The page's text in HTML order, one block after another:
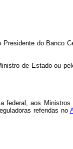
do Banco
de Estado ou
federal, aos Ministros
referidas no